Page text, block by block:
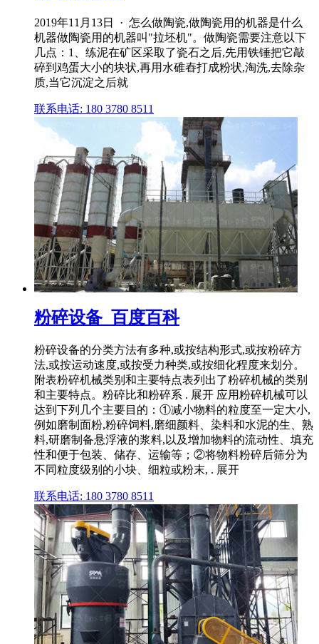
2019年11月13日 · 怎么做陶瓷,做陶瓷用的机器是什么
机器做陶瓷用的机器叫"拉坯机"。做陶瓷需要注意以下
几点：1、练泥在矿区采取了瓷石之后,先用铁锤把它敲
碎到鸡蛋大小的块状,再用水碓舂打成粉状,淘洗,去除杂
质,当它沉淀之后就
联系电话: 180 3780 8511
粉碎设备_百度百科
粉碎设备的分类方法有多种,或按结构形式,或按粉碎方
法,或按运动速度,或按受力种类,或按细化程度来划分。
附表粉碎机械类别和主要特点表列出了粉碎机械的类别
和主要特点。粉碎比和粉碎系 . 展开 应用粉碎机械可以
达到下列几个主要目的：①减小物料的粒度至一定大小,
例如磨制面粉,粉碎饲料,磨细颜料、染料和水泥的生、熟
料,研磨制备悬浮液的浆料,以及增加物料的流动性、填充
性和便于包装、储存、运输等；②将物料粉碎后筛分为
不同粒度级别的小块、细粒或粉末, . 展开
联系电话: 180 3780 8511